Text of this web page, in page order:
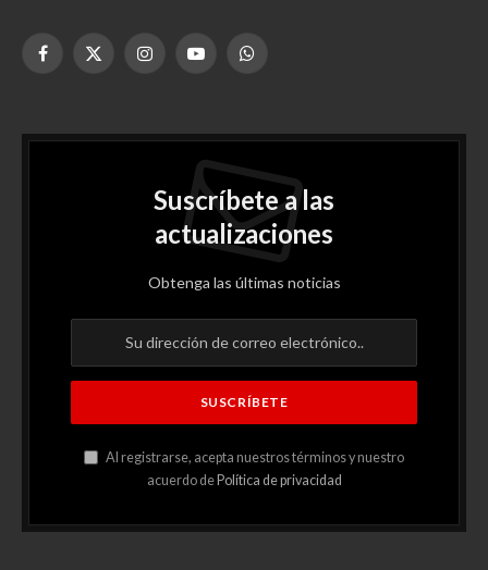
SOBRE LA NOTICIA CONFIRMADA
Somos un periódico digital independiente. Nuestra misión es
Contáctanos: lanoticiaconfirmada@gmail.com
Facebook
X
InstagramYouTubeWhatsApp